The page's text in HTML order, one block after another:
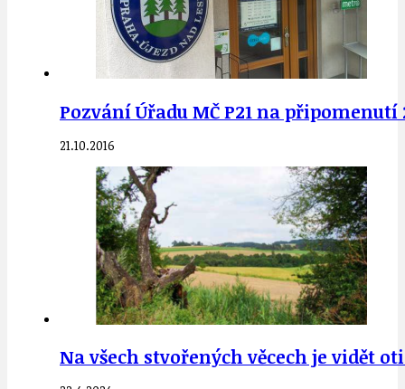
Pozvání Úřadu MČ P21 na připomenutí
21.10.2016
Na všech stvořených věcech je vidět